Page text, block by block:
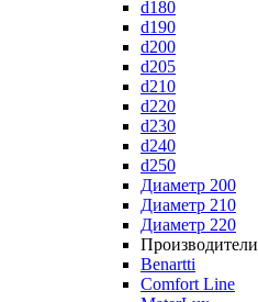
d180
d190
d200
d205
d210
d220
d230
d240
d250
Диаметр 200
Диаметр 210
Диаметр 220
Производители
Benartti
Comfort Line